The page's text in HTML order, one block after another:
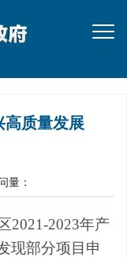
高质量发展
量：
2021-2023年产
现部分项目申